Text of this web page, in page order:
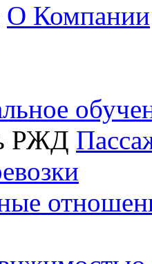
О Компании
РЖД